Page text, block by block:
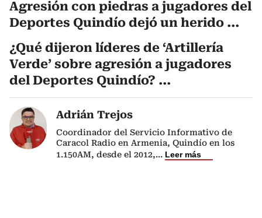
Agresión con piedras a jugadores del
Deportes Quindío dejó un herido ...
¿Qué dijeron líderes de ‘Artillería
Verde’ sobre agresión a jugadores
del Deportes Quindío? ...
Adrián Trejos
Coordinador del Servicio Informativo de
Caracol Radio en Armenia, Quindío en los
1.150AM, desde el 2012,... Leer más